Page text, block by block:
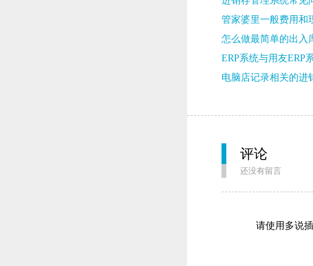
管家婆里一般费用和
怎么做最简单的出入
ERP系统与用友ERP
电脑店记录相关的进
评论
还没有留言
请使用多说